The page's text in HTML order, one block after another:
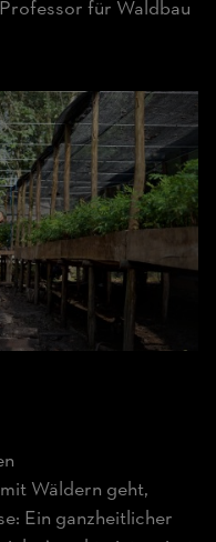
für Waldbau
Wäldern geht,
Ein ganzheitlicher